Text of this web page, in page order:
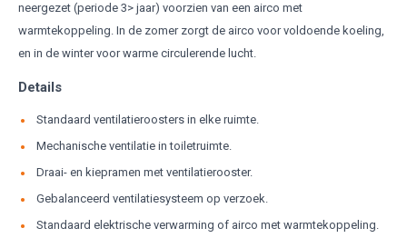
neergezet (periode 3> jaar) voorzien van een airco met
warmtekoppeling. In de zomer zorgt de airco voor voldoende koeling,
en in de winter voor warme circulerende lucht.
Details
Standaard ventilatieroosters in elke ruimte.
Mechanische ventilatie in toiletruimte.
Draai- en kiepramen met ventilatierooster.
Gebalanceerd ventilatiesysteem op verzoek.
Standaard elektrische verwarming of airco met warmtekoppeling.